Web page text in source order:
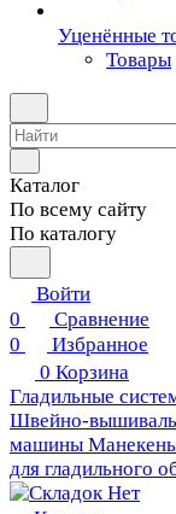
Уценённые
Товары
Каталог
По всему сайту
По каталогу
Войти
0
Сравнение
0
Избранное
0 Корзина
Гладильные
Швейно-
машины
для гладильного